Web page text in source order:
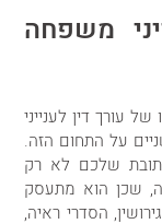
משפחה
עורך דין לענייני
על התחום הזה.
שלכם לא רק
שכן הוא מתעסק
הסדרי ראיה,